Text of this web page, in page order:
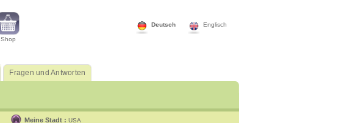
Englisch
Deutsch
Shop
Fragen und Antworten
Meine Stadt : USA